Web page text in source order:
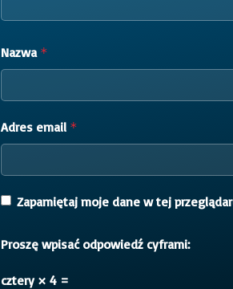
Nazwa *
Adres email *
Zapamiętaj moje dane w tej
Proszę wpisać odpowiedź cyframi:
cztery × 4 =